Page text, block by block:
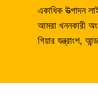
খননকারক
DH255-5
একাধিক উত্পাদন
আমরা খননকারী
গিয়ার যন্ত্রাংশ,